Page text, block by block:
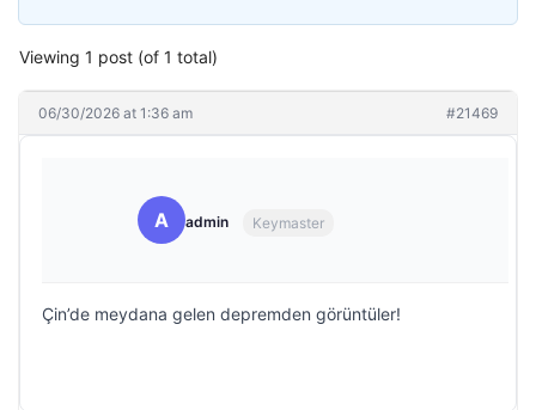
Viewing 1 post (of 1 total)
06/30/2026 at 1:36 am #21469
A admin Keymaster
Çin’de meydana gelen depremden görüntüler!